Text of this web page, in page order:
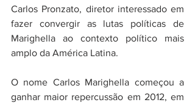
Carlos Pronzato, diretor interessado em
fazer convergir as lutas políticas de
Marighella ao contexto político mais
amplo da América Latina.
O nome Carlos Marighella começou a
ganhar maior repercussão em 2012, em